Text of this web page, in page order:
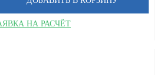
НА РАСЧЁТ